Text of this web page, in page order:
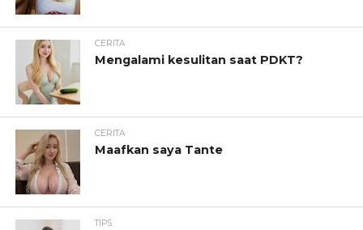
CERITA
Mengalami kesulitan saat PDKT?
CERITA
Maafkan saya Tante
TIPS